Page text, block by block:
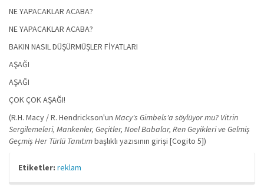
NE YAPACAKLAR ACABA?
NE YAPACAKLAR ACABA?
BAKIN NASIL DÜŞÜRMÜŞLER FİYATLARI
AŞAĞI
AŞAĞI
ÇOK ÇOK AŞAĞI!
(R.H. Macy / R. Hendrickson'un Macy's Gimbels'a söylüyor mu? Vitrin
Sergilemeleri, Mankenler, Geçitler, Noel Babalar, Ren Geyikleri ve Gelmiş
Geçmiş Her Türlü Tanıtımbaşlıklı yazısının girişi [Cogito 5])
Etiketler: reklam